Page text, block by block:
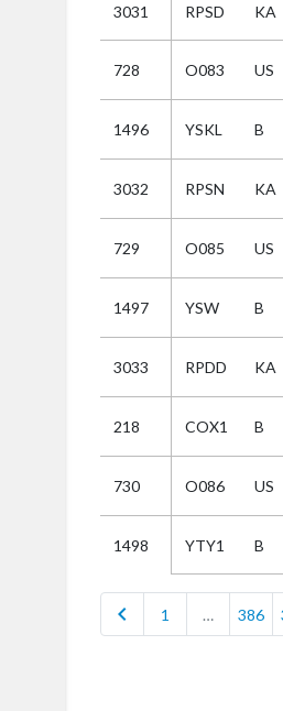
3031 RPSD KA
728 O083 US
1496 YSKL B
3032 RPSN KA
729 O085 US
1497 YSW B
3033 RPDD KA
218 COX1 B
730 O086 US
1498 YTY1 B
chevron_left 1 … 386